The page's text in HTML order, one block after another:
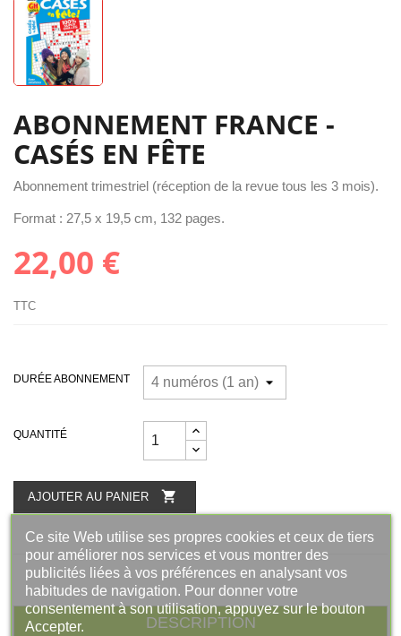
ABONNEMENT FRANCE -
CASÉS EN FÊTE
Abonnement trimestriel (réception de la revue tous les 3 mois).
Format : 27,5 x 19,5 cm, 132 pages.
22,00 €
TTC
DURÉE ABONNEMENT
QUANTITÉ
AJOUTER AU PANIER 
DESCRIPTION
Ce site Web utilise ses propres cookies et ceux de tiers
pour améliorer nos services et vous montrer des
publicités liées à vos préférences en analysant vos
habitudes de navigation. Pour donner votre
consentement à son utilisation, appuyez sur le bouton
Accepter.